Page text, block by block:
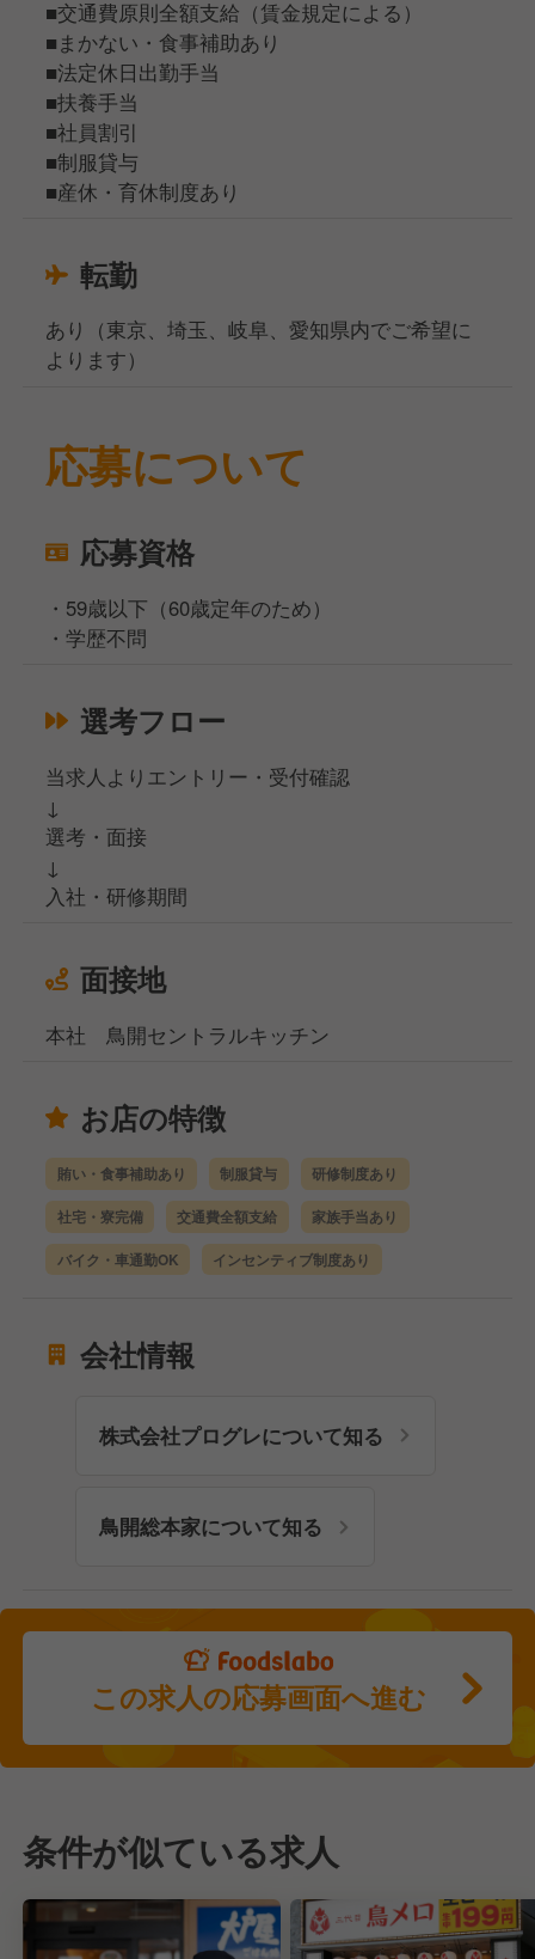
■交通費原則全額支給（賃金規定による）
■まかない・食事補助あり
■法定休日出勤手当
■扶養手当
■社員割引
■制服貸与
■産休・育休制度あり
転勤
あり（東京、埼玉、岐阜、愛知県内でご希望に
よります）
応募について
応募資格
・59歳以下（60歳定年のため）
・学歴不問
選考フロー
当求人よりエントリー・受付確認
↓
選考・面接
↓
入社・研修期間
面接地
本社 鳥開セントラルキッチン
お店の特徴
賄い・食事補助あり 制服貸与 研修制度あり
社宅・寮完備 交通費全額支給 家族手当あり
バイク・車通勤OK インセンティブ制度あり
会社情報
株式会社プログレについて知る
鳥開総本家について知る
この求人の応募画面へ進む
条件が似ている求人